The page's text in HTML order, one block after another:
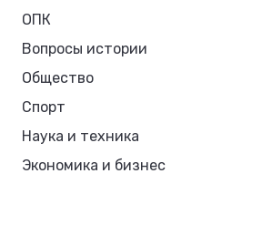
ОПК
Вопросы истории
Общество
Спорт
Наука и техника
Экономика и бизнес